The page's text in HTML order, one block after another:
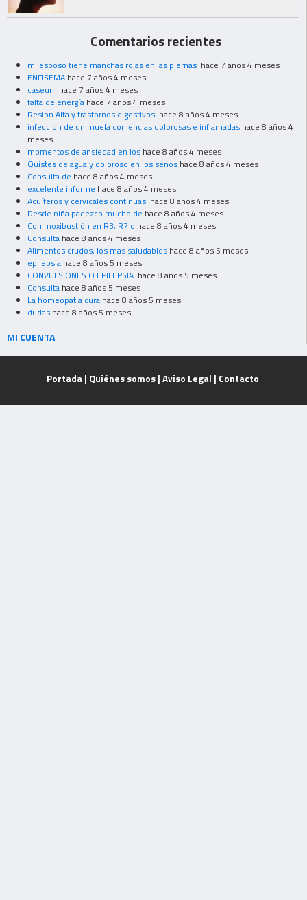
Comentarios recientes
mi esposo tiene manchas rojas en las piernas hace 7 años 4 meses
ENFISEMA hace 7 años 4 meses
caseum hace 7 años 4 meses
falta de energía hace 7 años 4 meses
Resion Alta y trastornos digestivos hace 8 años 4 meses
infeccion de un muela con encias dolorosas e inflamadas hace 8 años 4
meses
momentos de ansiedad en los hace 8 años 4 meses
Quistes de agua y doloroso en los senos hace 8 años 4 meses
Consulta de hace 8 años 4 meses
excelente informe hace 8 años 4 meses
Acuíferos y cervicales continuas hace 8 años 4 meses
Desde niña padezco mucho de hace 8 años 4 meses
Con moxibustión en R3, R7 o hace 8 años 4 meses
Consulta hace 8 años 4 meses
Alimentos crudos, los mas saludables hace 8 años 5 meses
epilepsia hace 8 años 5 meses
CONVULSIONES O EPILEPSIA hace 8 años 5 meses
Consulta hace 8 años 5 meses
La homeopatia cura hace 8 años 5 meses
dudas hace 8 años 5 meses
MI CUENTA
Portada | Quiénes somos| Aviso Legal | Contacto